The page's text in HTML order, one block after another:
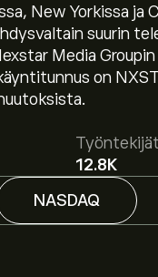
New Yorkissa ja
suurin
Media
on
Työntekijät
12.8K
NASDAQ
tänään on
Nexstar Media
Nexstar